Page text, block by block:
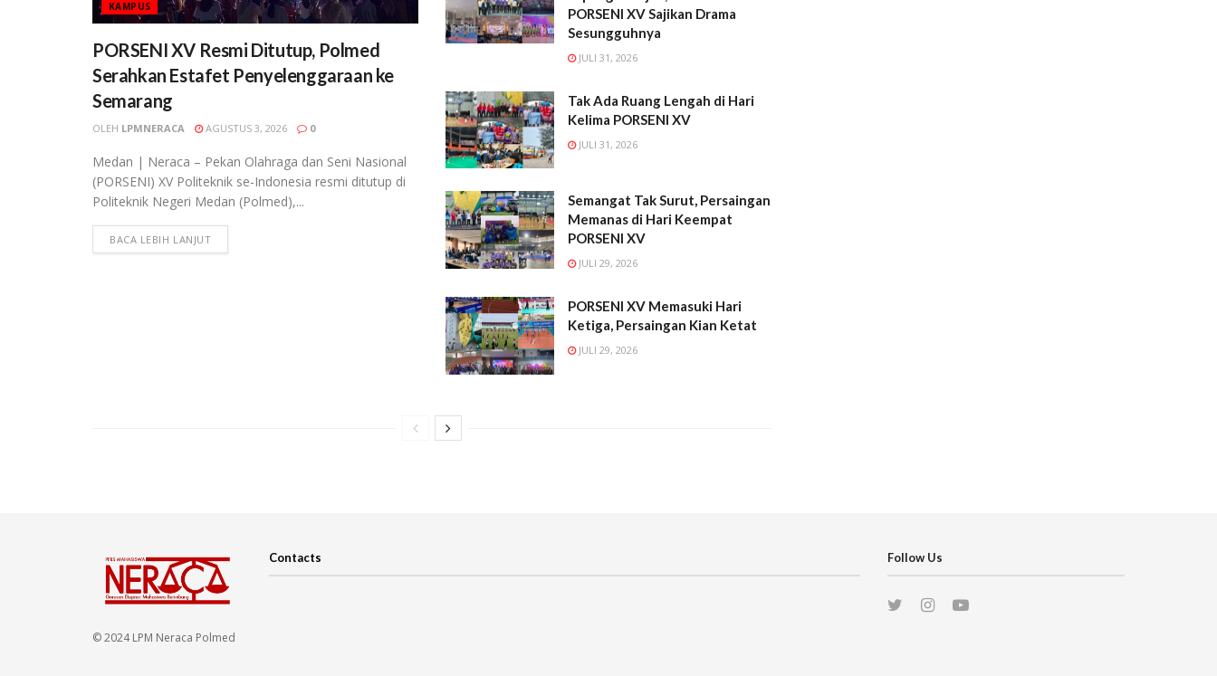
KAMPUS
PORSENI XV Resmi Ditutup, Polmed
Serahkan Estafet Penyelenggaraan ke
Semarang
OLEH LPMNERACA AGUSTUS 3, 2026 0
Medan | Neraca – Pekan Olahraga dan Seni Nasional
(PORSENI) XV Politeknik se-Indonesia resmi ditutup di
Politeknik Negeri Medan (Polmed),...
BACA LEBIH LANJUT
PORSENI XV Sajikan Drama
Sesungguhnya
JULI 31, 2026
Tak Ada Ruang Lengah di Hari
Kelima PORSENI XV
JULI 31, 2026
Semangat Tak Surut, Persaingan
Memanas di Hari Keempat
PORSENI XV
JULI 29, 2026
PORSENI XV Memasuki Hari
Ketiga, Persaingan Kian Ketat
JULI 29, 2026
© 2024 LPM Neraca Polmed
Contacts Follow Us